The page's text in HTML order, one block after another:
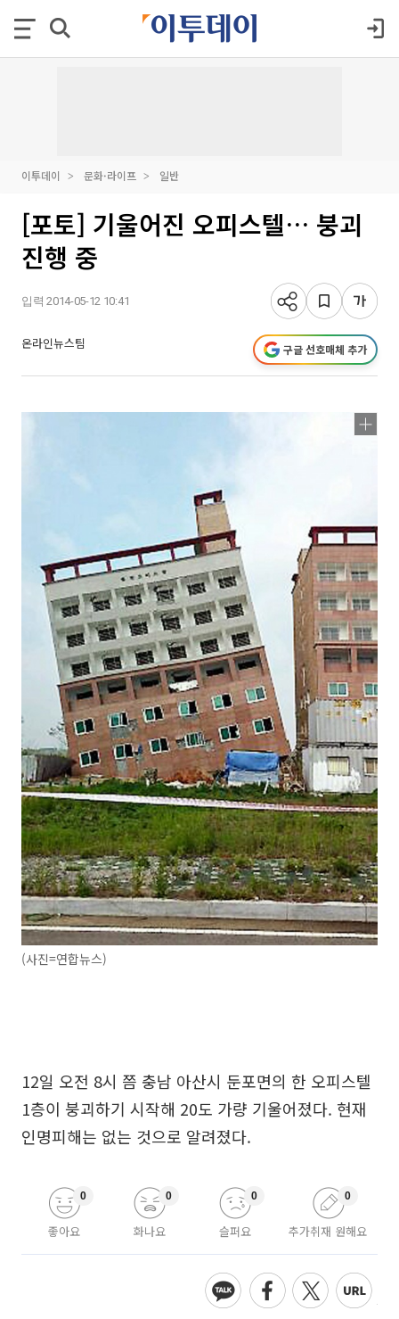
이투데이 문화·라이프 일반
[포토] 기울어진 오피스텔… 붕괴
진행 중
입력 2014-05-12 10:41
온라인뉴스팀 구글 선호매체 추가
(사진=연합뉴스)
12일 오전 8시 쯤 충남 아산시 둔포면의 한 오피스텔
1층이 붕괴하기 시작해 20도 가량 기울어졌다. 현재
인명피해는 없는 것으로 알려졌다.
좋아요
0
화나요
0
슬퍼요
0
추가취재 원해요
0